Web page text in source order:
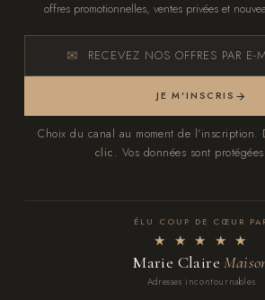
offres promotionnelles, ventes privées et
RECEVEZ NOS OFFRES PAR
JE M'INSCRIS
Choix du canal au moment de l'inscription.
clic. Vos données sont protégées
ÉLU COUP DE CŒUR
★ ★ ★ ★ ★
Marie Claire
Adresses incontournables